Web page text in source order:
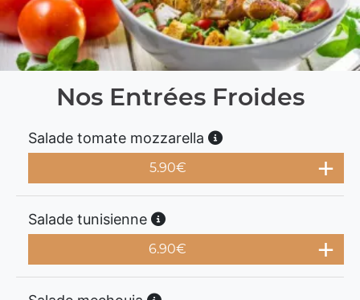
Nos Entrées Froides
Salade tomate mozzarella
5.90€
Salade tunisienne
6.90€